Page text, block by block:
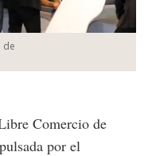
de
Comercio de
por el